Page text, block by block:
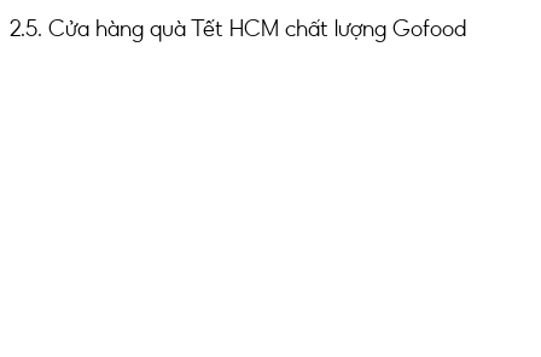
2.5. Cửa hàng quà Tết HCM chất lượng Gofood